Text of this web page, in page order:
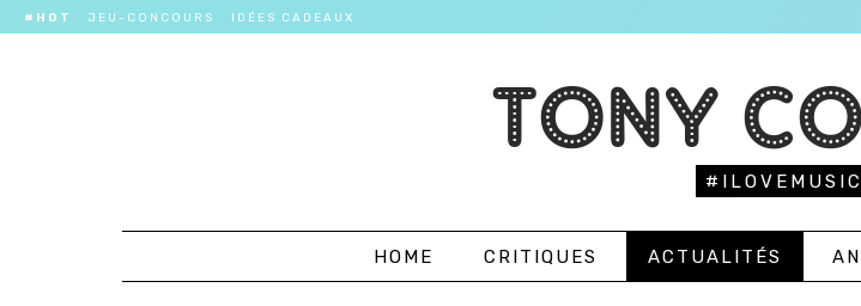
#HOT JEU-CONCOURS IDÉES CADEAUX
TONY
HOME CRITIQUES ACTUALITÉS